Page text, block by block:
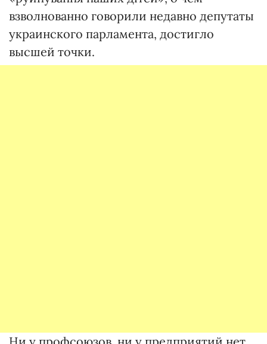
взволнованно говорили недавно депутаты
украинского парламента, достигло
высшей точки.